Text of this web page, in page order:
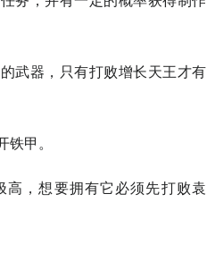
武器，只有打败增长天王才有
铁甲。
高，想要拥有它必须先打败袁